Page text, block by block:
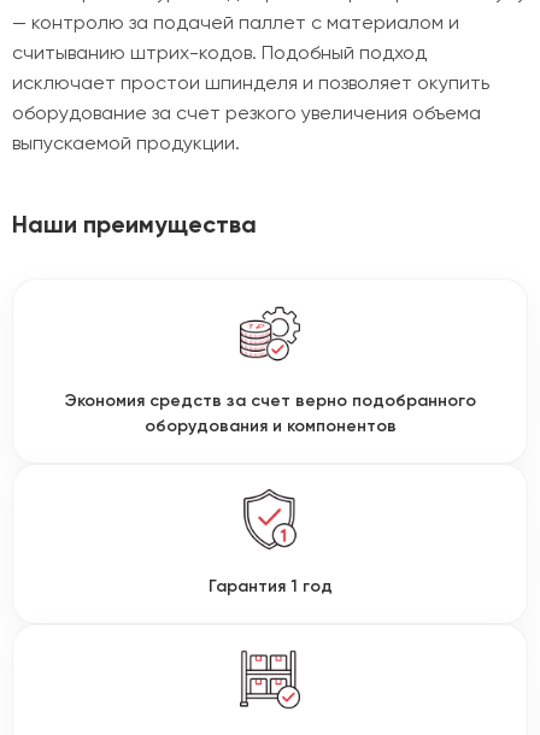
— контролю за подачей паллет с материалом и
считыванию штрих-кодов. Подобный подход
исключает простои шпинделя и позволяет окупить
оборудование за счет резкого увеличения объема
выпускаемой продукции.
Наши преимущества
Экономия средств за счет верно подобранного
оборудования и компонентов
Гарантия 1 год